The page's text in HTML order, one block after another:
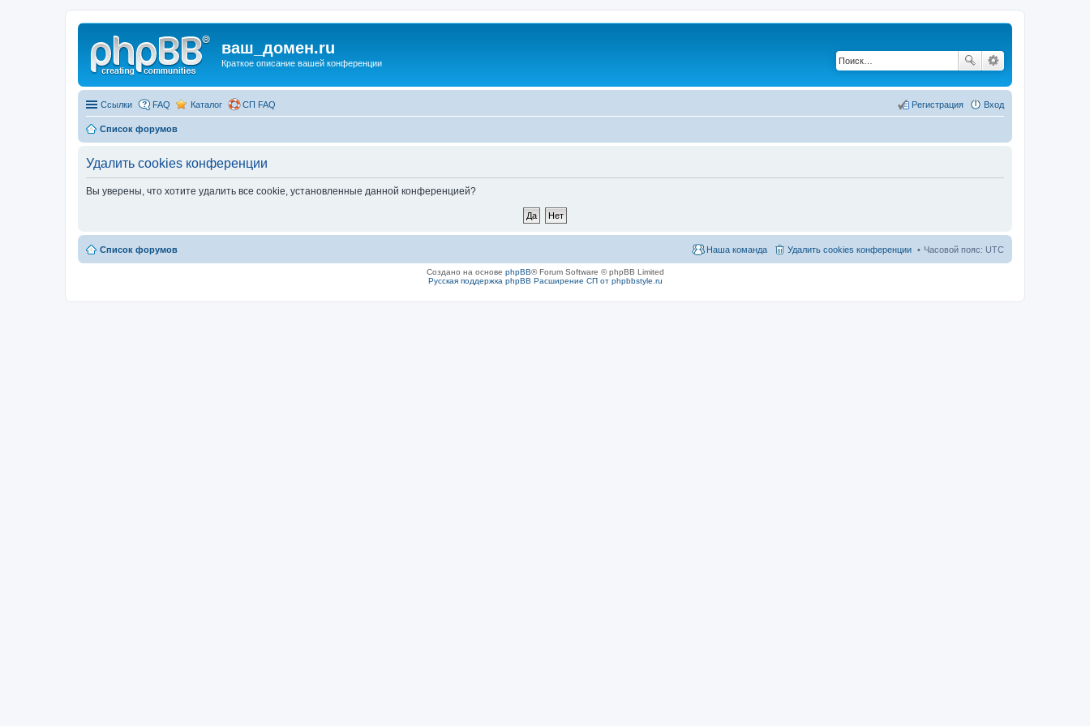
ваш_домен.ru
Краткое описание вашей конференции
Ссылки FAQ Каталог СП FAQ Вход
Регистрация
Список форумов
Удалить cookies конференции
Вы уверены, что хотите удалить все cookie, установленные данной конференцией?
Список форумов Часовой пояс: UTC
Удалить cookies конференции
Наша команда
Создано на основе phpBB® Forum Software © phpBB Limited
Русская поддержка phpBB Расширение СП от phpbbstyle.ru